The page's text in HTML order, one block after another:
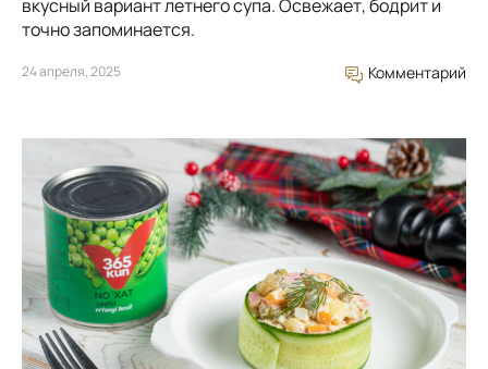
вкусный вариант летнего супа. Освежает, бодрит и
точно запоминается.
24 апреля, 2025 Комментарий